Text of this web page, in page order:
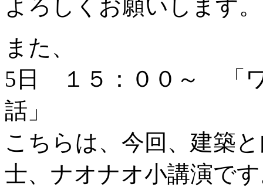
よろしくお願いします。
また、
5日 １５：００～ 「
話」
こちらは、今回、建築
士、ナオナオ小講演で